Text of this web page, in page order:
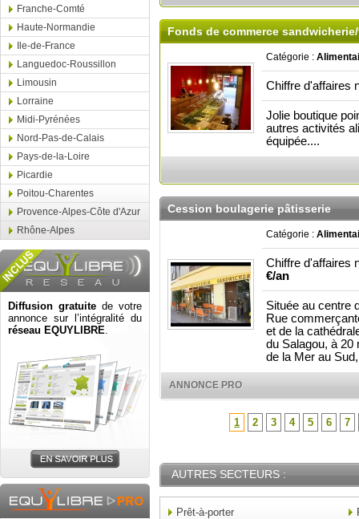
Franche-Comté
Haute-Normandie
Ile-de-France
Languedoc-Roussillon
Limousin
Lorraine
Midi-Pyrénées
Nord-Pas-de-Calais
Pays-de-la-Loire
Picardie
Poitou-Charentes
Provence-Alpes-Côte d'Azur
Rhône-Alpes
Diffusion gratuite de votre
annonce sur l’intégralité du
réseau EQUYLIBRE.
Fonds de commerce
Catégorie :
Chiffre d'affaires
Jolie boutique
autres activités
équipée....
Cession boulagerie pâtisserie
Catégorie :
Chiffre d'affaires
€/an
Située au centre
Rue
et de la
du Salagou, à 20
de la Mer au
ANNONCE PRO
1 2 3 4 5 6 7
AUTRES SECTEURS :
Prêt-à-porter